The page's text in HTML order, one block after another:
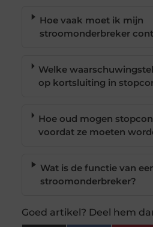
Hoe vaak moet ik mijn
stroomonderbreker
Welke
op kortsluiting in
Hoe oud mogen
voordat ze moeten
Wat is de functie van
stroomonderbreker?
Goed artikel? Deel hem